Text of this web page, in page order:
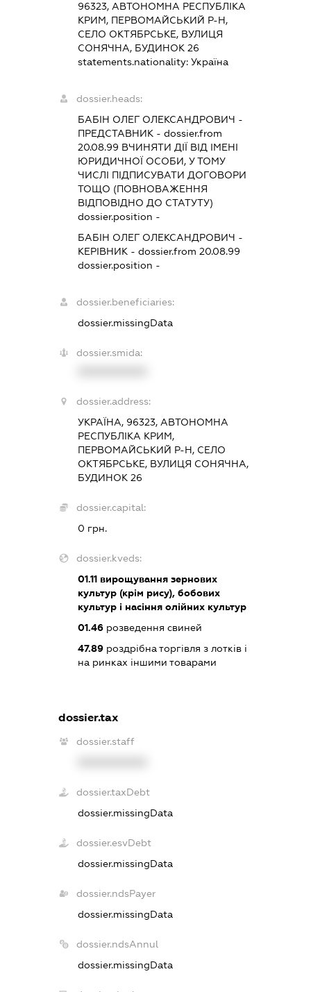
96323, АВТОНОМНА РЕСПУБЛІКА
КРИМ, ПЕРВОМАЙСЬКИЙ Р-Н,
СЕЛО ОКТЯБРСЬКЕ, ВУЛИЦЯ
СОНЯЧНА, БУДИНОК 26
statements.nationality:Україна
dossier.heads:
БАБІН ОЛЕГ ОЛЕКСАНДРОВИЧ -
ПРЕДСТАВНИК - dossier.from
20.08.99 ВЧИНЯТИ ДІЇ ВІД ІМЕНІ
ЮРИДИЧНОЇ ОСОБИ, У ТОМУ
ЧИСЛІ ПІДПИСУВАТИ ДОГОВОРИ
ТОЩО (ПОВНОВАЖЕННЯ
ВІДПОВІДНО ДО СТАТУТУ)
dossier.position -
БАБІН ОЛЕГ ОЛЕКСАНДРОВИЧ -
КЕРІВНИК - dossier.from 20.08.99
dossier.position -
dossier.beneficiaries:
dossier.missingData
dossier.smida:
dossier.address:
УКРАЇНА, 96323, АВТОНОМНА
РЕСПУБЛІКА КРИМ,
ПЕРВОМАЙСЬКИЙ Р-Н, СЕЛО
ОКТЯБРСЬКЕ, ВУЛИЦЯ СОНЯЧНА,
БУДИНОК 26
dossier.capital:
0 грн.
dossier.kveds:
01.11 вирощування зернових
культур (крім рису), бобових
культур і насіння олійних культур
01.46 розведення свиней
47.89 роздрібна торгівля з лотків і
на ринках іншими товарами
dossier.tax
dossier.staff
dossier.taxDebt
dossier.missingData
dossier.esvDebt
dossier.missingData
dossier.ndsPayer
dossier.missingData
dossier.ndsAnnul
dossier.missingData